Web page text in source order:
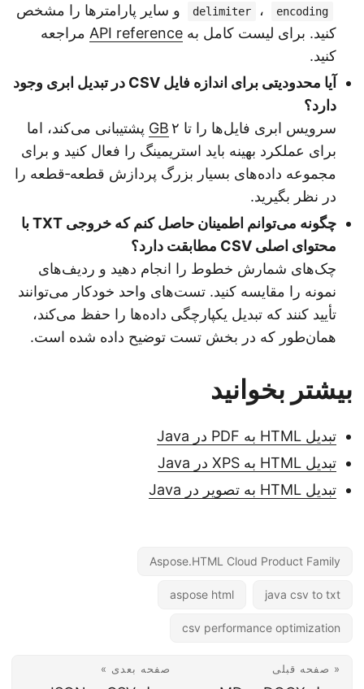
delimiter encoding
و سایر پارامترها را مشخص
کنید. برای لیست کامل بهAPI referenceمراجعه
کنید.
آیا محدودیتی برای اندازه فایل CSV در تبدیل ابری وجود
دارد؟
سرویس ابری فایل‌ها را تا ۲
GBپشتیبانی می‌کند، اما
برای عملکرد بهینه باید استریمینگ را فعال کنید و برای
مجموعه داده‌های بسیار بزرگ پردازش قطعه‑قطعه را
در نظر بگیرید.
چگونه می‌توانم اطمینان حاصل کنم که خروجی TXT با
محتوای اصلی CSV مطابقت دارد؟
چک‌های شمارش خطوط را انجام دهید و ردیف‌های
نمونه را مقایسه کنید. تست‌های واحد خودکار می‌توانند
تأیید کنند که تبدیل یکپارچگی داده‌ها را حفظ می‌کند،
همان‌طور که در بخش تست توضیح داده شده است.
بیشتر بخوانید
تبدیل HTML به PDF در Java
تبدیل HTML به XPS در Java
تبدیل HTML به تصویر در Java
Aspose.HTML Cloud Product Family
java csv to txt
aspose html
csv performance optimization
« صفحه قبلی صفحه بعدی »